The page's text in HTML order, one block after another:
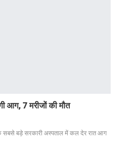
आग, 7 मरीजों की मौत
सबसे बड़े सरकारी अस्पताल में कल देर रात आग